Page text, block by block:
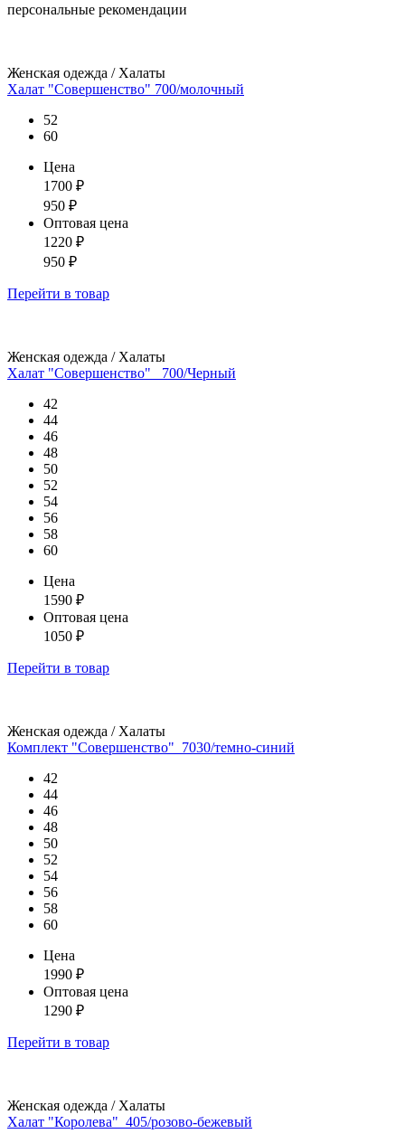
персональные рекомендации
Женская одежда / Халаты
Халат "Совершенство" 700/молочный
52
60
Цена
1700 ₽
950 ₽
Оптовая цена
1220 ₽
950 ₽
Перейти в товар
Женская одежда / Халаты
Халат "Совершенство" _700/Черный
42
44
46
48
50
52
54
56
58
60
Цена
1590 ₽
Оптовая цена
1050 ₽
Перейти в товар
Женская одежда / Халаты
Комплект "Совершенство"_7030/темно-синий
42
44
46
48
50
52
54
56
58
60
Цена
1990 ₽
Оптовая цена
1290 ₽
Перейти в товар
Женская одежда / Халаты
Халат "Королева"_405/розово-бежевый